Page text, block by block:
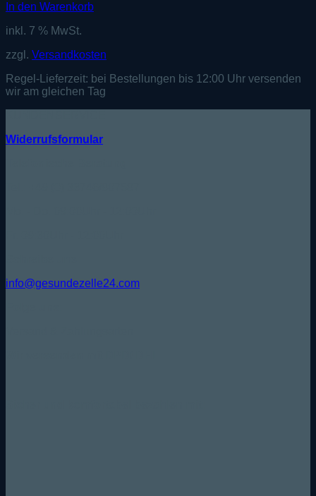
In den Warenkorb
inkl. 7 % MwSt.
zzgl. Versandkosten
Regel-Lieferzeit: bei Bestellungen bis 12:00 Uhr versenden
wir am gleichen Tag
Widerrufsformular
info@gesundezelle24.com